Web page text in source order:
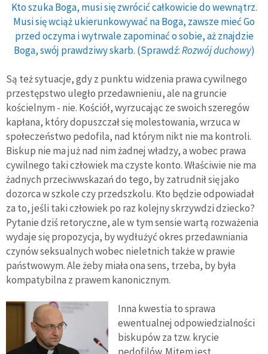
Kto szuka Boga, musi się zwrócić całkowicie do wewnątrz.
Musi się wciąż ukierunkowywać na Boga, zawsze mieć Go
przed oczyma i wytrwale zapominać o sobie, aż znajdzie
Boga, swój prawdziwy skarb. (Sprawdź:Rozwój duchowy)
Są też sytuacje, gdy z punktu widzenia prawa cywilnego
przestępstwo uległo przedawnieniu, ale na gruncie
kościelnym - nie. Kościół, wyrzucając ze swoich szeregów
kapłana, który dopuszczał się molestowania, wrzuca w
społeczeństwo pedofila, nad którym nikt nie ma kontroli.
Biskup nie ma już nad nim żadnej władzy, a wobec prawa
cywilnego taki człowiek ma czyste konto. Właściwie nie ma
żadnych przeciwwskazań do tego, by zatrudnił się jako
dozorca w szkole czy przedszkolu. Kto będzie odpowiadał
za to, jeśli taki człowiek po raz kolejny skrzywdzi dziecko?
Pytanie dziś retoryczne, ale w tym sensie wartą rozważenia
wydaje się propozycja, by wydłużyć okres przedawniania
czynów seksualnych wobec nieletnich także w prawie
państwowym. Ale żeby miała ona sens, trzeba, by była
kompatybilna z prawem kanonicznym.
Inna kwestia to sprawa
ewentualnej odpowiedzialności
biskupów za tzw. krycie